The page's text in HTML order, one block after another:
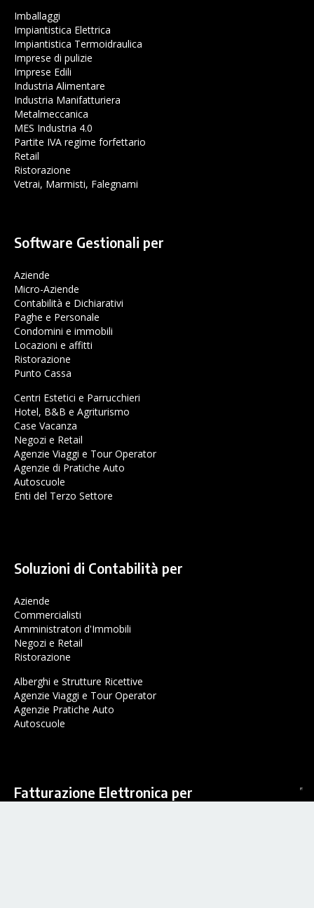
Imballaggi
Impiantistica Elettrica
Impiantistica Termoidraulica
Imprese di pulizie
Imprese Edili
Industria Alimentare
Industria Manifatturiera
Metalmeccanica
MES Industria 4.0
Partite IVA regime forfettario
Retail
Ristorazione
Vetrai, Marmisti, Falegnami
Software Gestionali per
Aziende
Micro-Aziende
Contabilità e Dichiarativi
Paghe e Personale
Condomini e immobili
Locazioni e affitti
Ristorazione
Punto Cassa
Centri Estetici e Parrucchieri
Hotel, B&B e Agriturismo
Case Vacanza
Negozi e Retail
Agenzie Viaggi e Tour Operator
Agenzie di Pratiche Auto
Autoscuole
Enti del Terzo Settore
Soluzioni di Contabilità per
Aziende
Commercialisti
Amministratori d'Immobili
Negozi e Retail
Ristorazione
Alberghi e Strutture Ricettive
Agenzie Viaggi e Tour Operator
Agenzie Pratiche Auto
Autoscuole
Fatturazione Elettronica per